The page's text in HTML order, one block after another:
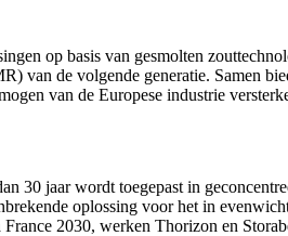
op basis van gesmolten
van de volgende generatie. Samen
van de Europese industrie
30 jaar wordt toegepast in
oplossing voor het in
2030, werken Thorizon en